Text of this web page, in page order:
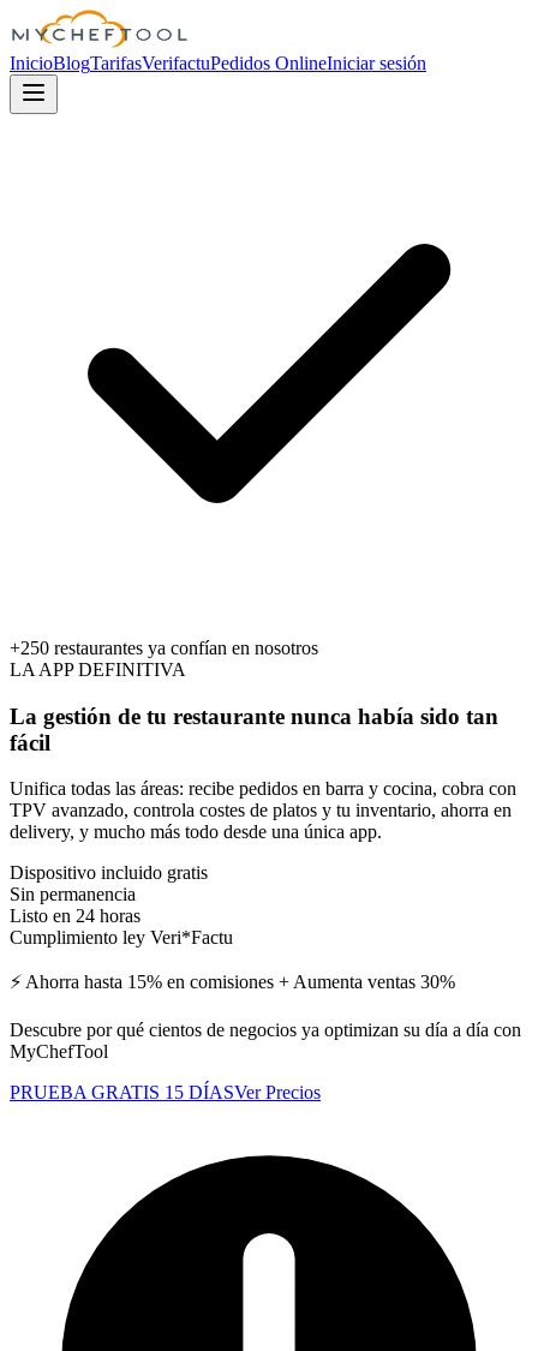
MyChefTool
InicioBlogTarifasVerifactuPedidos OnlineIniciar sesión
+250 restaurantes ya confían en nosotros
LA APP DEFINITIVA
La gestión de tu restaurante nunca había sido tan
fácil
Unifica todas las áreas: recibe pedidos en barra y cocina, cobra con
TPV avanzado, controla costes de platos y tu inventario, ahorra en
delivery, y mucho más todo desde una única app.
Dispositivo incluido gratis
Sin permanencia
Listo en 24 horas
Cumplimiento ley Veri*Factu
⚡ Ahorra hasta 15% en comisiones + Aumenta ventas 30%
Descubre por qué cientos de negocios ya optimizan su día a día con
MyChefTool
PRUEBA GRATIS 15 DÍASVer Precios